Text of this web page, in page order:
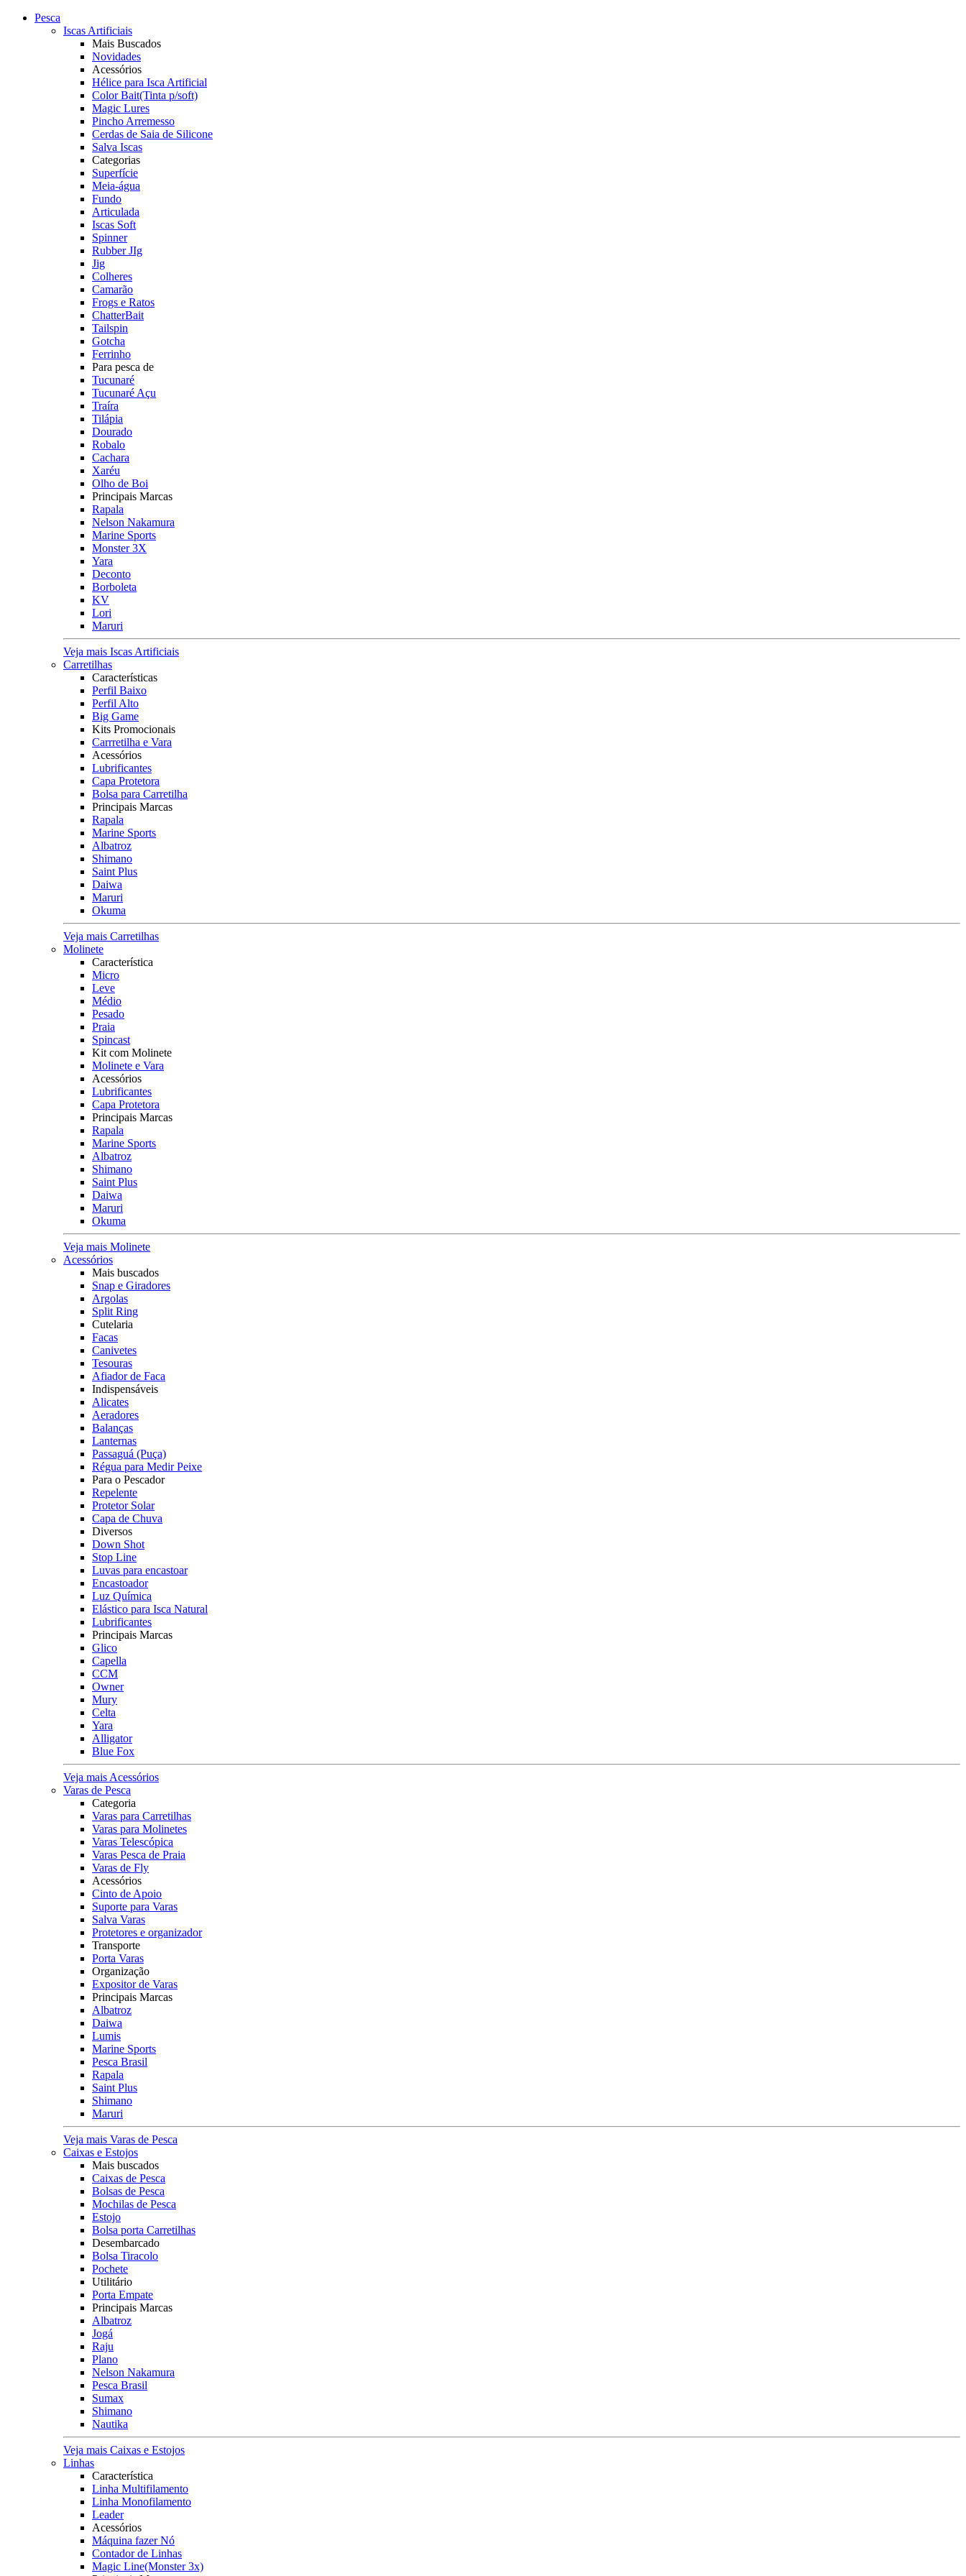
Pesca
Iscas Artificiais
Mais Buscados
Novidades
Acessórios
Hélice para Isca Artificial
Color Bait(Tinta p/soft)
Magic Lures
Pincho Arremesso
Cerdas de Saia de Silicone
Salva Iscas
Categorias
Superfície
Meia-água
Fundo
Articulada
Iscas Soft
Spinner
Rubber JIg
Jig
Colheres
Camarão
Frogs e Ratos
ChatterBait
Tailspin
Gotcha
Ferrinho
Para pesca de
Tucunaré
Tucunaré Açu
Traíra
Tilápia
Dourado
Robalo
Cachara
Xaréu
Olho de Boi
Principais Marcas
Rapala
Nelson Nakamura
Marine Sports
Monster 3X
Yara
Deconto
Borboleta
KV
Lori
Maruri
Veja mais Iscas Artificiais
Carretilhas
Características
Perfil Baixo
Perfil Alto
Big Game
Kits Promocionais
Carrretilha e Vara
Acessórios
Lubrificantes
Capa Protetora
Bolsa para Carretilha
Principais Marcas
Rapala
Marine Sports
Albatroz
Shimano
Saint Plus
Daiwa
Maruri
Okuma
Veja mais Carretilhas
Molinete
Característica
Micro
Leve
Médio
Pesado
Praia
Spincast
Kit com Molinete
Molinete e Vara
Acessórios
Lubrificantes
Capa Protetora
Principais Marcas
Rapala
Marine Sports
Albatroz
Shimano
Saint Plus
Daiwa
Maruri
Okuma
Veja mais Molinete
Acessórios
Mais buscados
Snap e Giradores
Argolas
Split Ring
Cutelaria
Facas
Canivetes
Tesouras
Afiador de Faca
Indispensáveis
Alicates
Aeradores
Balanças
Lanternas
Passaguá (Puça)
Régua para Medir Peixe
Para o Pescador
Repelente
Protetor Solar
Capa de Chuva
Diversos
Down Shot
Stop Line
Luvas para encastoar
Encastoador
Luz Química
Elástico para Isca Natural
Lubrificantes
Principais Marcas
Glico
Capella
CCM
Owner
Mury
Celta
Yara
Alligator
Blue Fox
Veja mais Acessórios
Varas de Pesca
Categoria
Varas para Carretilhas
Varas para Molinetes
Varas Telescópica
Varas Pesca de Praia
Varas de Fly
Acessórios
Cinto de Apoio
Suporte para Varas
Salva Varas
Protetores e organizador
Transporte
Porta Varas
Organização
Expositor de Varas
Principais Marcas
Albatroz
Daiwa
Lumis
Marine Sports
Pesca Brasil
Rapala
Saint Plus
Shimano
Maruri
Veja mais Varas de Pesca
Caixas e Estojos
Mais buscados
Caixas de Pesca
Bolsas de Pesca
Mochilas de Pesca
Estojo
Bolsa porta Carretilhas
Desembarcado
Bolsa Tiracolo
Pochete
Utilitário
Porta Empate
Principais Marcas
Albatroz
Jogá
Raju
Plano
Nelson Nakamura
Pesca Brasil
Sumax
Shimano
Nautika
Veja mais Caixas e Estojos
Linhas
Característica
Linha Multifilamento
Linha Monofilamento
Leader
Acessórios
Máquina fazer Nó
Contador de Linhas
Magic Line(Monster 3x)